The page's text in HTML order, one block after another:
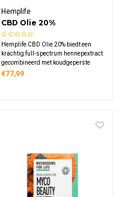
Hemplife
CBD Olie 20%
Hemplife CBD Olie 20% biedt een
krachtig full-spectrum hennepextract
gecombineerd met koudgeperste
hennepzaadolie, geproduceerd
€77,99